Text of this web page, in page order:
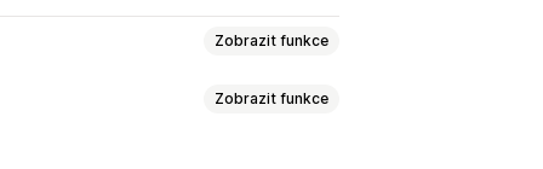
Zobrazit funkce
Zobrazit funkce